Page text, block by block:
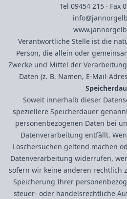
Tel 09454 215 · Fax
Verantwortliche Stelle ist die
Person, die allein oder
Zwecke und Mittel der
Daten (z. B. Namen, E-Mail-
Soweit innerhalb dieser
speziellere Speicherdauer
personenbezogenen Daten bei
Datenverarbeitung entfällt.
Löschersuchen geltend machen
Datenverarbeitung widerrufen,
sofern wir keine anderen rechtlich
Speicherung Ihrer
steuer- oder handelsrechtliche